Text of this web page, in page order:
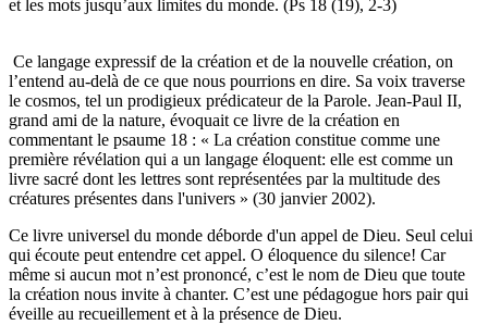
et les mots jusqu’aux limites du monde. (Ps 18 (19), 2-3)
Ce langage expressif de la création et de la nouvelle création, on
l’entend au-delà de ce que nous pourrions en dire. Sa voix traverse
le cosmos, tel un prodigieux prédicateur de la Parole. Jean-Paul II,
grand ami de la nature, évoquait ce livre de la création en
commentant le psaume 18 : « La création constitue comme une
première révélation qui a un langage éloquent: elle est comme un
livre sacré dont les lettres sont représentées par la multitude des
créatures présentes dans l'univers » (30 janvier 2002).
Ce livre universel du monde déborde d'un appel de Dieu. Seul celui
qui écoute peut entendre cet appel. O éloquence du silence! Car
même si aucun mot n’est prononcé, c’est le nom de Dieu que toute
la création nous invite à chanter. C’est une pédagogue hors pair qui
éveille au recueillement et à la présence de Dieu.